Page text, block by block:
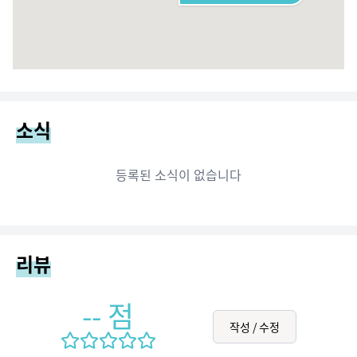
리뷰
-- 점 작성 / 수정
소식
등록된 소식이 없습니다